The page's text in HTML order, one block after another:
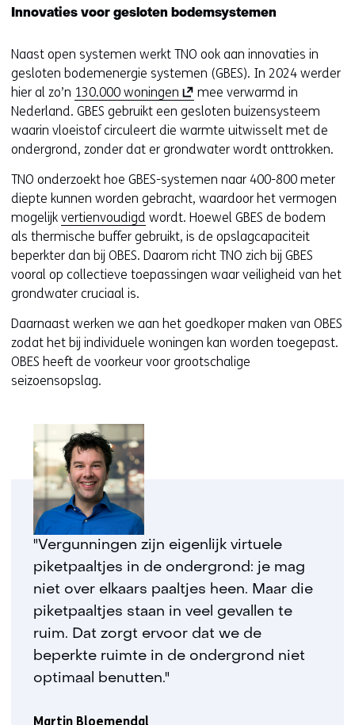
e
w
v
e
n
s
t
r
)
(
v
e
r
j
s
n
d
e
r
e
b
Innovaties voor gesloten bodemsystemen
Naast open systemen werkt TNO ook aan innovaties in
gesloten bodemenergie systemen (GBES). In 2024 werder
hier al zo’n 130.000 woningen (
o
p
e
t
i
n
n
e
w
v
e
r
w
i
j
t
n
mee verwarmd in
Nederland. GBES gebruikt een gesloten buizensysteem
waarin vloeistof circuleert die warmte uitwisselt met de
ondergrond, zonder dat er grondwater wordt onttrokken.
TNO onderzoekt hoe GBES-systemen naar 400-800 meter
diepte kunnen worden gebracht, waardoor het vermogen
mogelijk vertienvoudigd wordt. Hoewel GBES de bodem
als thermische buffer gebruikt, is de opslagcapaciteit
beperkter dan bij OBES. Daarom richt TNO zich bij GBES
vooral op collectieve toepassingen waar veiligheid van het
grondwater cruciaal is.
Daarnaast werken we aan het goedkoper maken van OBES
zodat het bij individuele woningen kan worden toegepast.
OBES heeft de voorkeur voor grootschalige
seizoensopslag.
"Vergunningen zijn eigenlijk virtuele
piketpaaltjes in de ondergrond: je mag
niet over elkaars paaltjes heen. Maar die
piketpaaltjes staan in veel gevallen te
ruim. Dat zorgt ervoor dat we de
beperkte ruimte in de ondergrond niet
optimaal benutten."
Martin Bloemendal